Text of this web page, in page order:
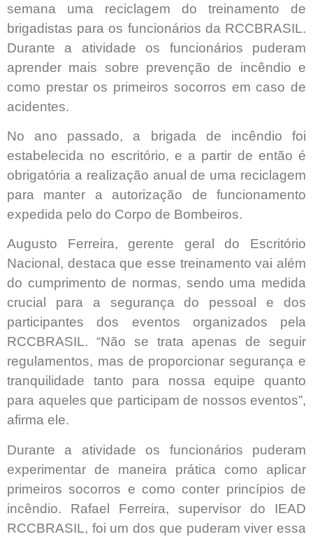
semana uma reciclagem do treinamento de
brigadistas para os funcionários da RCCBRASIL.
Durante a atividade os funcionários puderam
aprender mais sobre prevenção de incêndio e
como prestar os primeiros socorros em caso de
acidentes.
No ano passado, a brigada de incêndio foi
estabelecida no escritório, e a partir de então é
obrigatória a realização anual de uma reciclagem
para manter a autorização de funcionamento
expedida pelo do Corpo de Bombeiros.
Augusto Ferreira, gerente geral do Escritório
Nacional, destaca que esse treinamento vai além
do cumprimento de normas, sendo uma medida
crucial para a segurança do pessoal e dos
participantes dos eventos organizados pela
RCCBRASIL. “Não se trata apenas de seguir
regulamentos, mas de proporcionar segurança e
tranquilidade tanto para nossa equipe quanto
para aqueles que participam de nossos eventos”,
afirma ele.
Durante a atividade os funcionários puderam
experimentar de maneira prática como aplicar
primeiros socorros e como conter princípios de
incêndio. Rafael Ferreira, supervisor do IEAD
RCCBRASIL, foi um dos que puderam viver essa